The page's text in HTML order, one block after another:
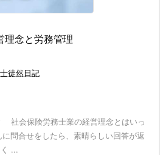
理念と労務管理
徒然日記
社会保険労務士業の経営理念とはいっ
問合せをしたら、素晴らしい回答が返
...